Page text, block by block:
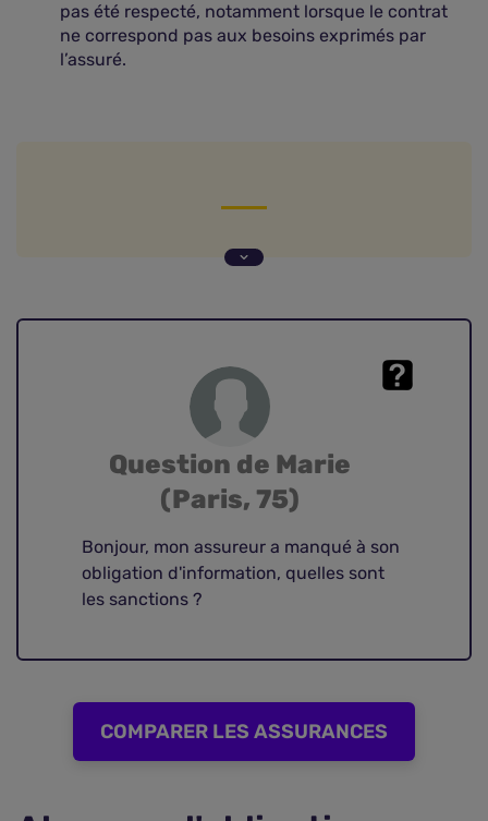
pas été respecté, notamment lorsque le contrat
ne correspond pas aux besoins exprimés par
l’assuré.
Absence d'obligation d'information de l'assureur :
Question de Marie
(Paris, 75)
Bonjour, mon assureur a manqué à son
obligation d'information, quelles sont
les sanctions ?
COMPARER LES ASSURANCES